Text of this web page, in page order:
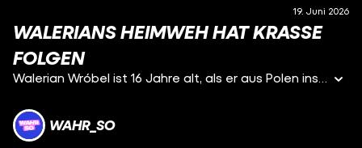
19. Juni 2026
WALERIANS HEIMWEH HAT KRASSE
FOLGEN
Walerian Wróbel ist 16 Jahre alt, als er aus Polen ins Deutsche Reich verschleppt wird. Sein Heimweh ist so groß, dass er alles riskiert, um seine Familie wiederzusehen: einen Fluchtversuch und sogar Brandstiftung. In der Hoffnung, man würde ihn als Strafe dafür nach Polen zurückschicken. Stattdessen wird er verhaftet und als „Volksschädling“ zum Tode verurteilt. Ein Minderjähriger, der nur zurück zu seiner Familie will – und wegen einer kindlich unbedachten Tat in einem Unrechtsstaat zum „Verbrecher“ gemacht wird.
WAHR_SO